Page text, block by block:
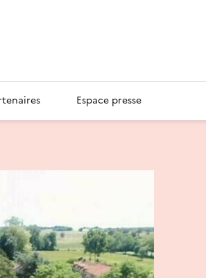
Espace presse